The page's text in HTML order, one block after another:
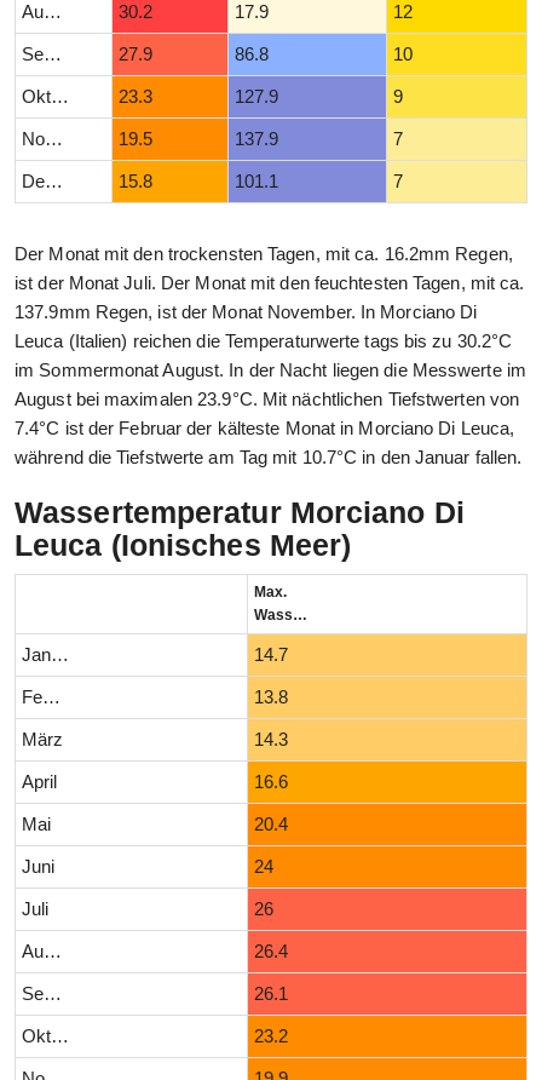
August 30.2 17.9 12
September 27.9 86.8 10
Oktober 23.3 127.9 9
November 19.5 137.9 7
Dezember 15.8 101.1 7
Der Monat mit den trockensten Tagen, mit ca. 16.2mm Regen,
ist der Monat Juli. Der Monat mit den feuchtesten Tagen, mit ca.
137.9mm Regen, ist der Monat November. In Morciano Di
Leuca (Italien) reichen die Temperaturwerte tags bis zu 30.2°C
im Sommermonat August. In der Nacht liegen die Messwerte im
August bei maximalen 23.9°C. Mit nächtlichen Tiefstwerten von
7.4°C ist der Februar der kälteste Monat in Morciano Di Leuca,
während die Tiefstwerte am Tag mit 10.7°C in den Januar fallen.
Wassertemperatur Morciano Di
Leuca (Ionisches Meer)
Max.
Wassertemperatur (°C)
Januar 14.7
Februar 13.8
März 14.3
April 16.6
Mai 20.4
Juni 24
Juli 26
August 26.4
September 26.1
Oktober 23.2